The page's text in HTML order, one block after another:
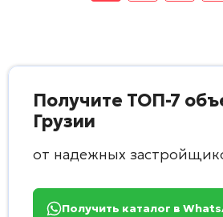
Получите ТОП-7
Грузии
от надежных
Получить каталог в